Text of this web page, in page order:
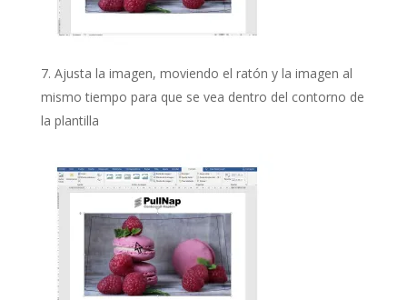
Ajusta la imagen, moviendo el ratón y la imagen al
mismo tiempo para que se vea dentro del contorno de
la plantilla